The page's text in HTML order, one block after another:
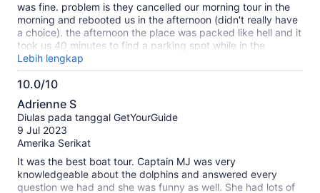
was fine. problem is they cancelled our morning tour in the
morning and rebooted us in the afternoon (didn't really have
a choice). the afternoon the place was packed like hell and it
took us 40 minutes to find a parking spot while in the
morning it would have been fine. So it killed a bit the vibes.
when a tour provider is basically becoming selfish, one
should think twice about booking with them.
Lebih lengkap
10.0/10
10.0
dari
10
Adrienne S
Diulas pada tanggal GetYourGuide
9 Jul 2023
Amerika Serikat
It was the best boat tour. Captain MJ was very
knowledgeable about the dolphins and answered every
question we had and she was funny as well. She had lots of